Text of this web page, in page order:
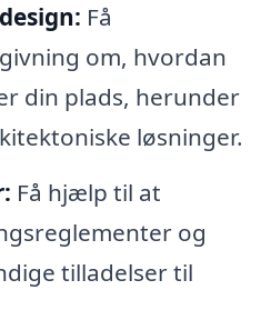
Få
om, hvordan
din plads, herunder
løsninger.
Få hjælp til at
og
tilladelser til